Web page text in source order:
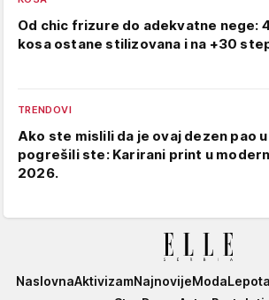
Od chic frizure do adekvatne nege:
kosa ostane stilizovana i na +30
TRENDOVI
Ako ste mislili da je ovaj dezen pao
pogrešili ste: Karirani print u
2026.
Elle
NaslovnaAktivizamNajnovijeModaLepota